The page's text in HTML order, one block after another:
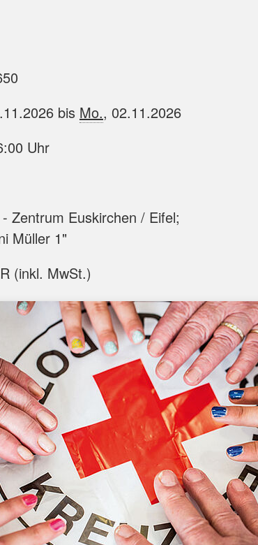
bis Mo., 02.11.2026
Uhr
Zentrum Euskirchen / Eifel;
Müller 1"
(inkl. MwSt.)